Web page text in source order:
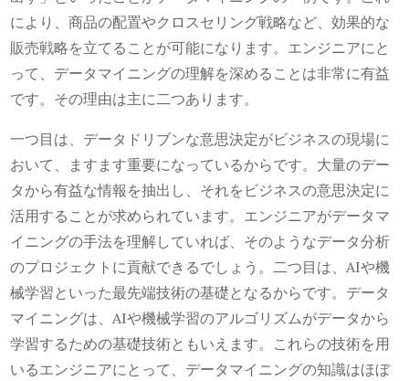
により、商品の配置やクロスセリング戦略など、効果的な
販売戦略を立てることが可能になります。エンジニアにと
って、データマイニングの理解を深めることは非常に有益
です。その理由は主に二つあります。
一つ目は、データドリブンな意思決定がビジネスの現場に
おいて、ますます重要になっているからです。大量のデー
タから有益な情報を抽出し、それをビジネスの意思決定に
活用することが求められています。エンジニアがデータマ
イニングの手法を理解していれば、そのようなデータ分析
のプロジェクトに貢献できるでしょう。二つ目は、AIや機
械学習といった最先端技術の基礎となるからです。データ
マイニングは、AIや機械学習のアルゴリズムがデータから
学習するための基礎技術ともいえます。これらの技術を用
いるエンジニアにとって、データマイニングの知識はほぼ